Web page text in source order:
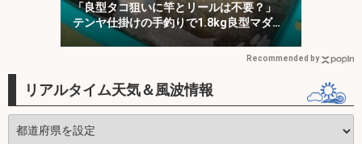
「良型タコ狙いに竿とリールは不要？」
テンヤ仕掛けの手釣りで1.8kg良型マダ
コ！【川崎丸・東京湾】
Recommended by
リアルタイム天気＆風波情報